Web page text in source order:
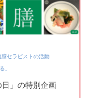
膳セラピストの活動
」
」の特別企画